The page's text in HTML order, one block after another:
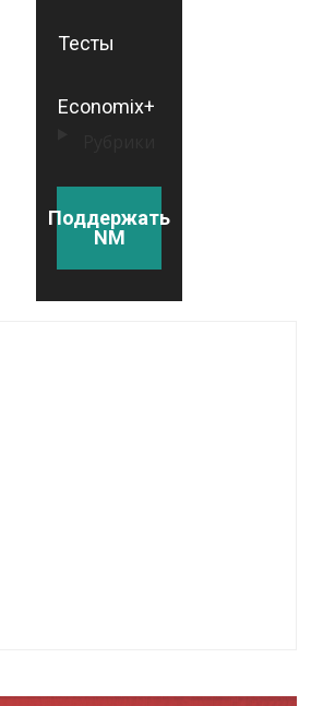
Тесты
Economix+
Поддержать
NM